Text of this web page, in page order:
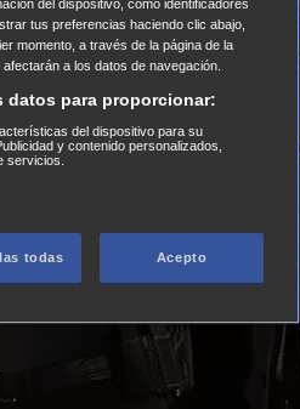
del dispositivo, como identificadores
tus preferencias haciendo clic abajo,
momento, a través de la página de la
a los datos de navegación.
datos para proporcionar:
del dispositivo para su
y contenido personalizados,
servicios.
todas Acepto